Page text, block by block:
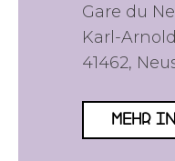
Gare du
Karl-
41462,
MEHR